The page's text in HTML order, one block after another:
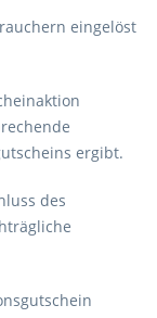
eingelöst
ergibt.
des